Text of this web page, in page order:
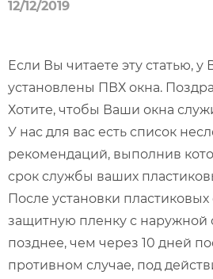
12/12/2019
Если Вы читаете эту статью, у
установлены ПВХ окна.
Хотите, чтобы Ваши окна
У нас для вас есть список
рекомендаций, выполнив
срок службы ваших
После установки
защитную пленку с наружной
позднее, чем через 10 дней
противном случае, под